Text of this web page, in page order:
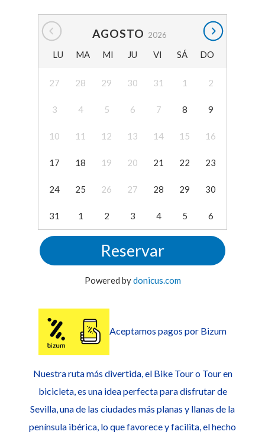
AGOSTO 2026
LU MA MI JU VI SÁ DO
27 28 29 30 31 1 2
3 4 5 6 7 8 9
10 11 12 13 14 15 16
17 18 19 20 21 22 23
24 25 26 27 28 29 30
31 1 2 3 4 5 6
Reservar
Powered bydonicus.com
Aceptamos pagos por Bizum
Nuestra ruta más divertida, el Bike Tour o Tour en
bicicleta, es una idea perfecta para disfrutar de
Sevilla, una de las ciudades más planas y llanas de la
península ibérica, lo que favorece y facilita, el hecho